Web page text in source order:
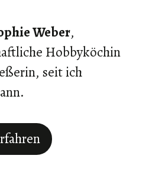
Weber,
Hobbyköchin
seit ich